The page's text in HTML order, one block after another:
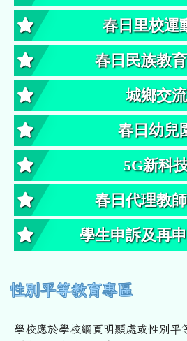
春日里校運
春日民族教
城鄉交流
春日幼兒
5G新科
春日代理教
學生申訴及再
性別平等教育專區
學校應於學校網頁明顯處或性別平